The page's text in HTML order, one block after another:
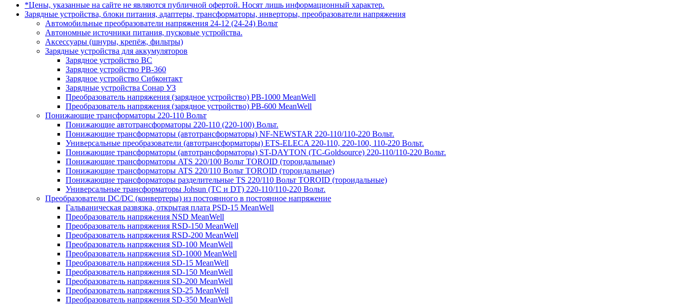
*Цены, указанные на сайте не являются публичной офертой. Носят лишь информационный характер.
Зарядные устройства, блоки питания, адаптеры, трансформаторы, инверторы, преобразователи напряжения
Автомобильные преобразователи напряжения 24-12 (24-24) Вольт
Автономные источники питания, пусковые устройства.
Аксессуары (шнуры, крепёж, фильтры)
Зарядные устройства для аккумуляторов
Зарядное устройство BC
Зарядное устройство PB-360
Зарядное устройство Сибконтакт
Зарядные устройства Сонар УЗ
Преобразователь напряжения (зарядное устройство) PB-1000 MeanWell
Преобразователь напряжения (зарядное устройство) PB-600 MeanWell
Понижающие трансформаторы 220-110 Вольт
Понижающие автотрансформаторы 220-110 (220-100) Вольт.
Понижающие трансформаторы (автотрансформаторы) NF-NEWSTAR 220-110/110-220 Вольт.
Универсальные преобразователи (автотрансформаторы) ETS-ELECA 220-110, 220-100, 110-220 Вольт.
Понижающие трансформаторы (автотрансформаторы) ST-DAYTON (TC-Goldsource) 220-110/110-220 Вольт.
Понижающие трансформаторы ATS 220/100 Вольт TOROID (тороидальные)
Понижающие трансформаторы ATS 220/110 Вольт TOROID (тороидальные)
Понижающие трансформаторы разделительные TS 220/110 Вольт TOROID (тороидальные)
Универсальные трансформаторы Johsun (TС и DT) 220-110/110-220 Вольт.
Преобразователи DC/DC (конвертеры) из постоянного в постоянное напряжение
Гальваническая развязка, открытая плата PSD-15 MeanWell
Преобразователь напряжения NSD MeanWell
Преобразователь напряжения RSD-150 MeanWell
Преобразователь напряжения RSD-200 MeanWell
Преобразователь напряжения SD-100 MeanWell
Преобразователь напряжения SD-1000 MeanWell
Преобразователь напряжения SD-15 MeanWell
Преобразователь напряжения SD-150 MeanWell
Преобразователь напряжения SD-200 MeanWell
Преобразователь напряжения SD-25 MeanWell
Преобразователь напряжения SD-350 MeanWell